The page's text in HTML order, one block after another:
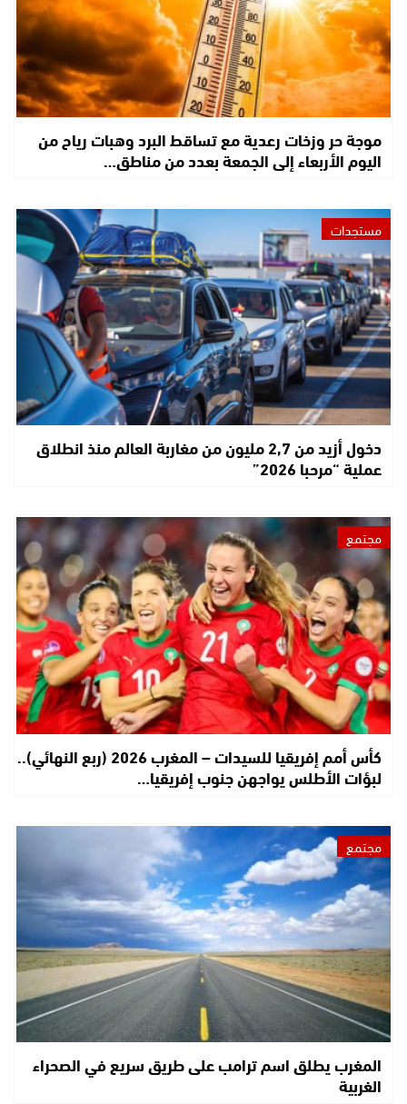
موجة حر وزخات رعدية مع تساقط البرد وهبات رياح من
اليوم الأربعاء إلى الجمعة بعدد من مناطق…
مستجدات
دخول أزيد من 2,7 مليون من مغاربة العالم منذ انطلاق
عملية “مرحبا 2026”
مجتمع
كأس أمم إفريقيا للسيدات – المغرب 2026 (ربع النهائي)..
لبؤات الأطلس يواجهن جنوب إفريقيا…
مجتمع
المغرب يطلق اسم ترامب على طريق سريع في الصحراء
الغربية